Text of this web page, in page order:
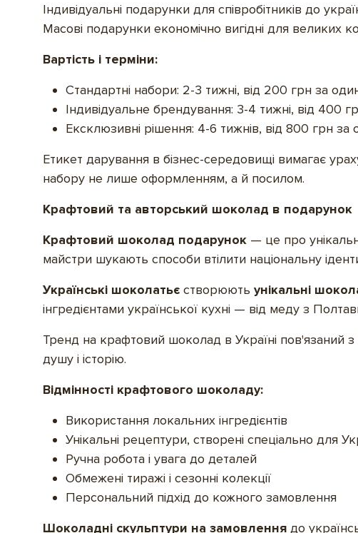
Індивідуальні подарунки для співробітників до
Масові подарунки економічно вигідні для великих
Вартість і терміни:
Стандартні набори: 2-3 тижні, від 200 грн за
Індивідуальне брендування: 3-4 тижні, від 400
Ексклюзивні рішення: 4-6 тижнів, від 800 грн
Етикет дарування в бізнес-середовищі вимагає
набору не лише оформленням, а й посилом.
Крафтовий та авторський шоколад в подарунок
Крафтовий шоколад подарунок — це про
майстри шукають способи втілити національну
Українські шоколатьє створюють унікальні
інгредієнтами української кухні — від меду з
Тренд на крафтовий шоколад в Україні пов'язаний
душу і історію.
Відмінності крафтового шоколаду:
Використання локальних інгредієнтів
Унікальні рецептури, створені спеціально для
Ручна робота і увага до деталей
Обмежені тиражі і сезонні колекції
Персональний підхід до кожного замовлення
Шоколадні скульптури на замовлення до